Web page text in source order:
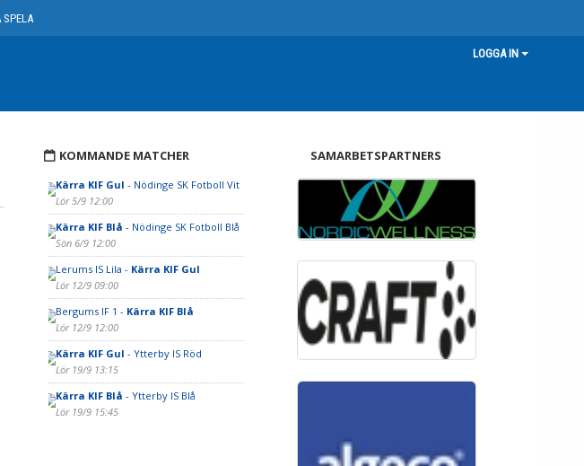
LOGGA IN
KOMMANDE MATCHER
Kärra KIF Gul - Nödinge SK Fotboll Vit
Lör 5/9 12:00
Kärra KIF Blå - Nödinge SK Fotboll Blå
Sön 6/9 12:00
Lerums IS Lila - Kärra KIF Gul
Lör 12/9 09:00
Bergums IF 1 - Kärra KIF Blå
Lör 12/9 12:00
Kärra KIF Gul - Ytterby IS Röd
Lör 19/9 13:15
Kärra KIF Blå - Ytterby IS Blå
Lör 19/9 15:45
SAMARBETSPARTNERS